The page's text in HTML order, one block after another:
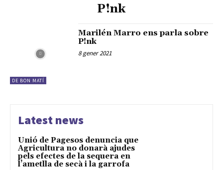
P!nk
DE BON MATÍ
Marilén Marro ens parla sobre
P!nk
8 gener 2021
Latest news
Unió de Pagesos denuncia que
Agricultura no donarà ajudes
pels efectes de la sequera en
l’ametlla de secà i la garrofa